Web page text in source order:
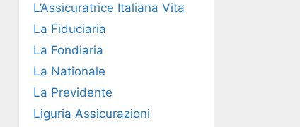
L’Assicuratrice Italiana Vita
La Fiduciaria
La Fondiaria
La Nationale
La Previdente
Liguria Assicurazioni